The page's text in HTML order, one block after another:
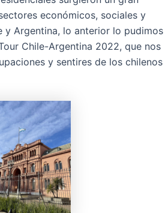
económicos, sociales y
y Argentina, lo anterior lo pudimos
Chile-Argentina 2022, que nos
y sentires de los chilenos